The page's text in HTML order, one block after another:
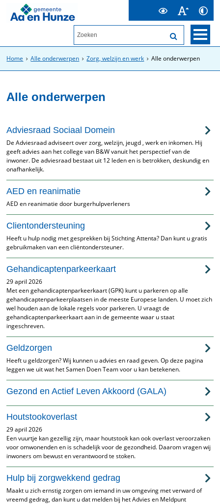
Home Alle onderwerpen Zorg, welzijn en werk Alle onderwerpen
Alle onderwerpen
Adviesraad Sociaal Domein
De Adviesraad adviseert over zorg, welzijn, jeugd , werk en inkomen. Hij
geeft advies aan het college van B&W vanuit het perspectief van de
inwoner. De adviesraad bestaat uit 12 leden en is betrokken, deskundig en
onafhankelijk.
AED en reanimatie
AED en reanimatie door burgerhulpverleners
Clientondersteuning
Heeft u hulp nodig met gesprekken bij Stichting Attenta? Dan kunt u gratis
gebruikmaken van een cliëntondersteuner.
Gehandicaptenparkeerkaart
29 april 2026
Met een gehandicaptenparkeerkaart (GPK) kunt u parkeren op alle
gehandicaptenparkeerplaatsen in de meeste Europese landen. U moet zich
wel houden aan de lokale regels voor parkeren. U vraagt de
gehandicaptenparkeerkaart aan in de gemeente waar u staat
ingeschreven.
Geldzorgen
Heeft u geldzorgen? Wij kunnen u advies en raad geven. Op deze pagina
leggen we uit wat het Samen Doen Team voor u kan betekenen.
Gezond en Actief Leven Akkoord (GALA)
Houtstookoverlast
29 april 2026
Een vuurtje kan gezellig zijn, maar houtstook kan ook overlast veroorzaken
voor omwonenden en is schadelijk voor de gezondheid. Daarom vragen wij
inwoners om bewust en verantwoord te stoken.
Hulp bij zorgwekkend gedrag
Maakt u zich ernstig zorgen om iemand in uw omgeving met verward of
vreemd gedrag, dan kunt u dat melden bij het Advies en Meldpunt